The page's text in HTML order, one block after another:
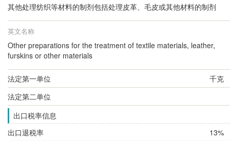
其他处理纺织等材料的制剂包括处理皮革、毛皮或其他材料的制剂
英文名称
Other preparations for the treatment of textile materials, leather,
furskins or other materials
法定第一单位
千克
法定第二单位
出口税率信息
出口退税率
13%